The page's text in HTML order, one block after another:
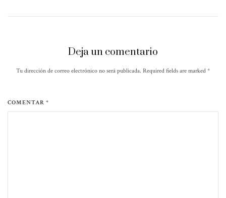
Deja un comentario
Tu dirección de correo electrónico no será publicada. Required fields are marked *
COMENTAR *